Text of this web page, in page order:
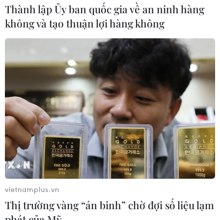
Siêu bão Doldphin đổ bộ
Trung Quốc khiến hàng nghìn
chuyến bay bị hủy khẩn cấp
09/08/2026 16:00
Bão Dolphin đổ bộ Trung Quốc,
hàng trăm nghìn người phải sơ tán
09/08/2026 14:11
Thành phố Hồ Chí Minh xuất hiện
mưa dông trên diện rộng
09/08/2026 13:14
Thành lập Ủy ban quốc gia về an ninh hàng
không và tạo thuận lợi hàng không
vietnamplus.vn
Thị trường vàng “án binh” chờ đợi số liệu lạm